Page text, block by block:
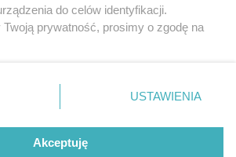
Muzyka i kultura
Archiwum wydarzeń
Zdjęcia miasta
do celów identyfikacji.
prywatność, prosimy o zgodę na
dolnym rogu strony
. Niektóre
będą miały zastosowania tylko
USTAWIENIA
Akceptuję